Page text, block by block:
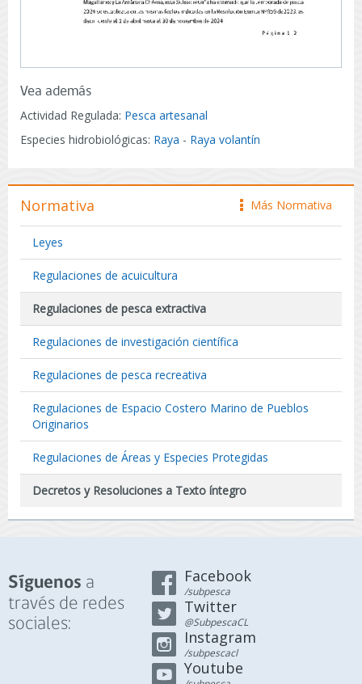
Vea además
Actividad Regulada: Pesca artesanal
Especies hidrobiológicas: Raya - Raya volantín
icono
Más Normativa
Normativa
Leyes
Regulaciones de acuicultura
Regulaciones de pesca extractiva
Regulaciones de investigación científica
Regulaciones de pesca recreativa
Regulaciones de Espacio Costero Marino de Pueblos
Originarios
Regulaciones de Áreas y Especies Protegidas
Decretos y Resoluciones a Texto íntegro
Síguenos a
través de redes
sociales:
Facebook
/subpesca
Twitter
@SubpescaCL
Instagram
/subpescacl
Youtube